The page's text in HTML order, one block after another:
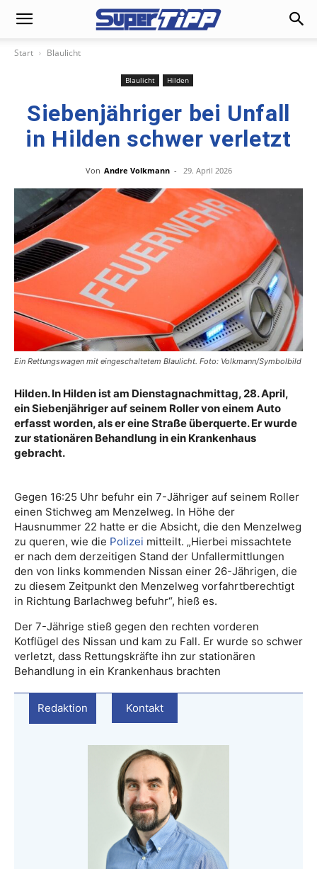
Start Blaulicht
Blaulicht Hilden
Siebenjähriger bei Unfall
in Hilden schwer verletzt
Von Andre Volkmann - 29. April 2026
Ein Rettungswagen mit eingeschaltetem Blaulicht. Foto: Volkmann/Symbolbild
Hilden. In Hilden ist am Dienstagnachmittag, 28. April,
ein Siebenjähriger auf seinem Roller von einem Auto
erfasst worden, als er eine Straße überquerte. Er wurde
zur stationären Behandlung in ein Krankenhaus
gebracht.
Gegen 16:25 Uhr befuhr ein 7-Jähriger auf seinem Roller
einen Stichweg am Menzelweg. In Höhe der
Hausnummer 22 hatte er die Absicht, die den Menzelweg
zu queren, wie die Polizei mitteilt. „Hierbei missachtete
er nach dem derzeitigen Stand der Unfallermittlungen
den von links kommenden Nissan einer 26-Jährigen, die
zu diesem Zeitpunkt den Menzelweg vorfahrtberechtigt
in Richtung Barlachweg befuhr“, hieß es.
Der 7-Jährige stieß gegen den rechten vorderen
Kotflügel des Nissan und kam zu Fall. Er wurde so schwer
verletzt, dass Rettungskräfte ihn zur stationären
Behandlung in ein Krankenhaus brachten
Redaktion Kontakt